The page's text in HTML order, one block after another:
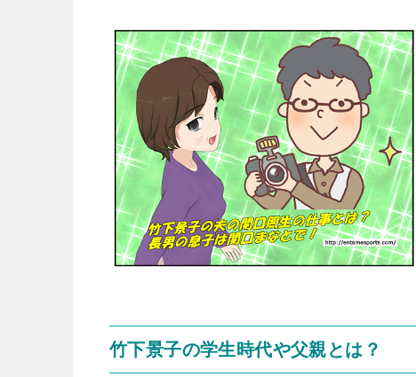
竹下景子の学生時代や父親とは？